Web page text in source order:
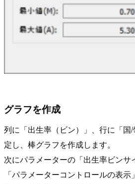
グラフを作成
列に「出生率（ビン）」、行に「国
定し、棒グラフを作成します。
次にパラメーターの「出生率ビン
「パラメーターコントロールの表